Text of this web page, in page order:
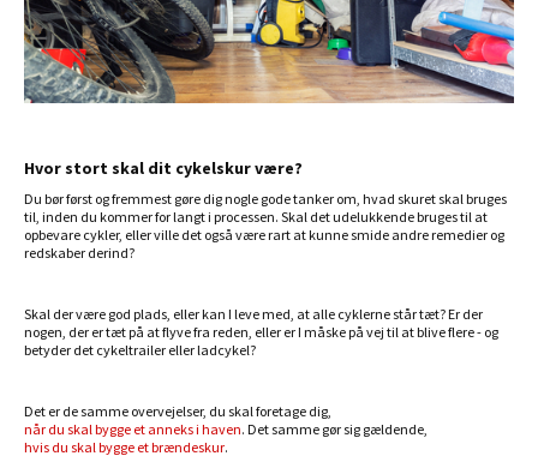
Hvor stort skal dit cykelskur være?
Du bør først og fremmest gøre dig nogle gode tanker om, hvad skuret skal bruges
til, inden du kommer for langt i processen. Skal det udelukkende bruges til at
opbevare cykler, eller ville det også være rart at kunne smide andre remedier og
redskaber derind?
Skal der være god plads, eller kan I leve med, at alle cyklerne står tæt? Er der
nogen, der er tæt på at flyve fra reden, eller er I måske på vej til at blive flere - og
betyder det cykeltrailer eller ladcykel?
Det er de samme overvejelser, du skal foretage dig,
når du skal bygge et anneks i haven. Det samme gør sig gældende,
hvis du skal bygge et brændeskur.